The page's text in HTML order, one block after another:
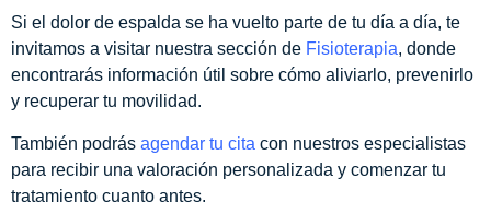
Si el dolor de espalda se ha vuelto parte de tu día a día, te
invitamos a visitar nuestra sección de Fisioterapia, donde
encontrarás información útil sobre cómo aliviarlo, prevenirlo
y recuperar tu movilidad.
También podrás agendar tu cita con nuestros especialistas
para recibir una valoración personalizada y comenzar tu
tratamiento cuanto antes.